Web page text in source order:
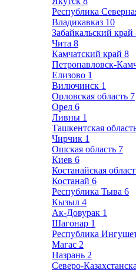
Республика
Владикавказ 10
Забайкальский край
Чита 8
Камчатский край 8
Петропавловск-
Елизово 1
Вилючинск 1
Орловская область 7
Орел 6
Ливны 1
Ташкентская
Чирчик 1
Ошская область 7
Киев 6
Костанайская
Костанай 6
Республика Тыва 6
Кызыл 4
Ак-Довурак 1
Шагонар 1
Республика
Магас 2
Назрань 2
Северо-